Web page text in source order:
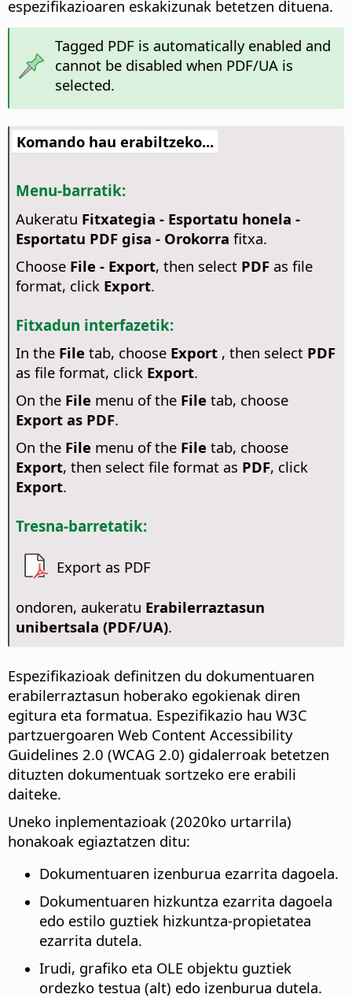
espezifikazioaren eskakizunak betetzen dituena.
Tagged PDF is automatically enabled and
cannot be disabled when PDF/UA is
selected.
Komando hau erabiltzeko...
Menu-barratik:
Aukeratu Fitxategia - Esportatu honela -
Esportatu PDF gisa - Orokorra fitxa.
Choose File - Export, then select PDFas file
format, click Export.
Fitxadun interfazetik:
In the File tab, choose Export, then select PDF
as file format, click Export.
On the File menu of the File tab, choose
Export as PDF.
On the File menu of the File tab, choose
Export, then select file format as PDF, click
Export.
Tresna-barretatik:
Export as PDF
ondoren, aukeratu Erabilerraztasun
unibertsala (PDF/UA).
Espezifikazioak definitzen du dokumentuaren
erabilerraztasun hoberako egokienak diren
egitura eta formatua. Espezifikazio hau W3C
partzuergoaren Web Content Accessibility
Guidelines 2.0 (WCAG 2.0) gidalerroak betetzen
dituzten dokumentuak sortzeko ere erabili
daiteke.
Uneko inplementazioak (2020ko urtarrila)
honakoak egiaztatzen ditu:
Dokumentuaren izenburua ezarrita dagoela.
Dokumentuaren hizkuntza ezarrita dagoela
edo estilo guztiek hizkuntza-propietatea
ezarrita dutela.
Irudi, grafiko eta OLE objektu guztiek
ordezko testua (alt) edo izenburua dutela.